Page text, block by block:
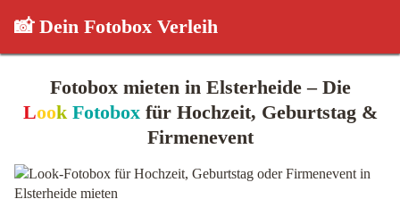
📸 Dein Fotobox Verleih
Fotobox mieten in Elsterheide – Die
Look Fotoboxfür Hochzeit, Geburtstag &
Firmenevent